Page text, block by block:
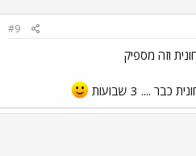
#9
וזה מספיק
.... 3 שבועות